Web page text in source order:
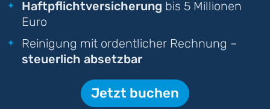
Haftpflichtversicherung bis 5 Millionen
Euro
Reinigung mit ordentlicher Rechnung –
steuerlich absetzbar
Jetzt buchen